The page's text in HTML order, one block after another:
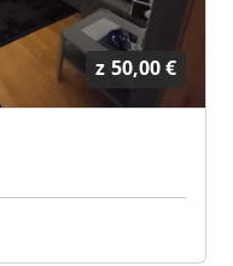
z 50,00 €